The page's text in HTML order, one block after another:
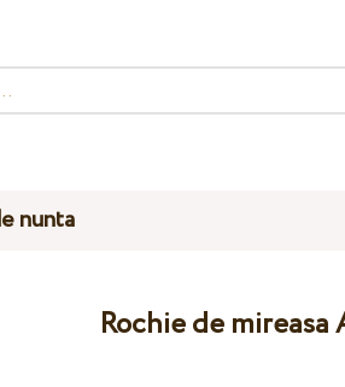
nunta
Rochie de mireasa